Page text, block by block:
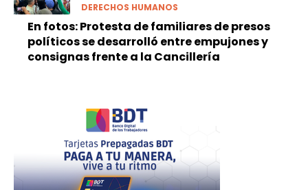
DERECHOS HUMANOS
En fotos: Protesta de familiares de presos
políticos se desarrolló entre empujones y
consignas frente a la Cancillería